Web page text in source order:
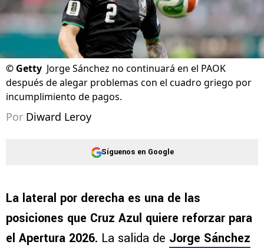
© Getty Jorge Sánchez no continuará en el PAOK
después de alegar problemas con el cuadro griego por
incumplimiento de pagos.
Por Diward Leroy
Síguenos en Google
La lateral por derecha es una de las
posiciones que Cruz Azul quiere reforzar para
el Apertura 2026. La salida de Jorge Sánchez